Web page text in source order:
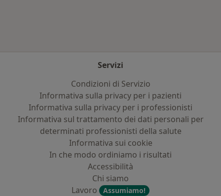
Servizi
Condizioni di Servizio
Informativa sulla privacy per i pazienti
Informativa sulla privacy per i professionisti
Informativa sul trattamento dei dati personali per
determinati professionisti della salute
Informativa sui cookie
In che modo ordiniamo i risultati
Accessibilità
Chi siamo
Lavoro
Assumiamo!